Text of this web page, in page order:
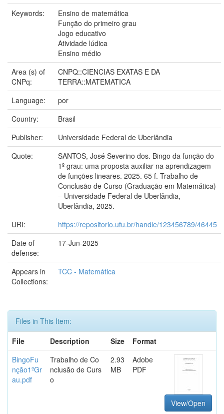
Keywords:
Ensino de matemática
Função do primeiro grau
Jogo educativo
Atividade lúdica
Ensino médio
Area (s) of
CNPq:
CNPQ::CIENCIAS EXATAS E DA
TERRA::MATEMATICA
Language:
por
Country:
Brasil
Publisher:
Universidade Federal de Uberlândia
Quote:
SANTOS, José Severino dos. Bingo da função do
1º grau: uma proposta auxiliar na aprendizagem
de funções lineares. 2025. 65 f. Trabalho de
Conclusão de Curso (Graduação em Matemática)
– Universidade Federal de Uberlândia,
Uberlândia, 2025.
URI:
https://repositorio.ufu.br/handle/123456789/46445
Date of
defense:
17-Jun-2025
Appears in
Collections:
TCC - Matemática
Files in This Item:
File
Description Size
Format
BingoFu
nção1ºGr
au.pdf
Trabalho de Co
nclusão de Curs
o
2.93
MB
Adobe
PDF
View/Open